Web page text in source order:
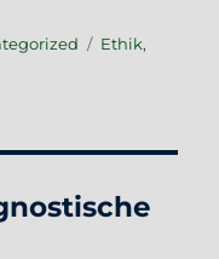
Schlagwörter
Ethik,